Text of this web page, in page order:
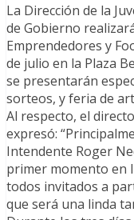
La Dirección de la
de Gobierno
Emprendedores y
de julio en la Plaza
se presentarán
sorteos, y feria de
Al respecto, el
expresó:
Intendente Roger
primer momento en
todos invitados a
que será una linda